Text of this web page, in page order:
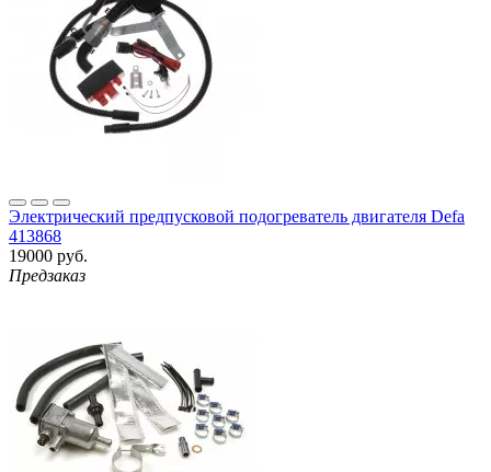
Электрический предпусковой подогреватель двигателя Defa
413868
19000 руб.
Предзаказ